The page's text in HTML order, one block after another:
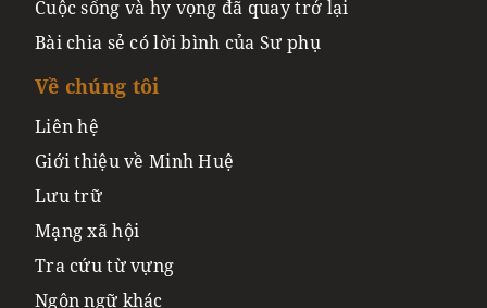
Cuộc sống và hy vọng đã quay trở lại
Bài chia sẻ có lời bình của Sư phụ
Về chúng tôi
Liên hệ
Giới thiệu về Minh Huệ
Lưu trữ
Mạng xã hội
Tra cứu từ vựng
Ngôn ngữ khác